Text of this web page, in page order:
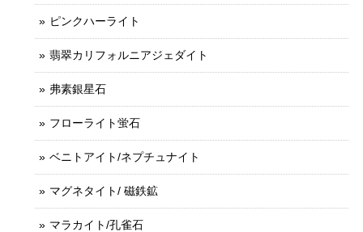
ピンクハーライト
翡翠カリフォルニアジェダイト
弗素銀星石
フローライト蛍石
ベニトアイト/ネプチュナイト
マグネタイト/ 磁鉄鉱
マラカイト/孔雀石